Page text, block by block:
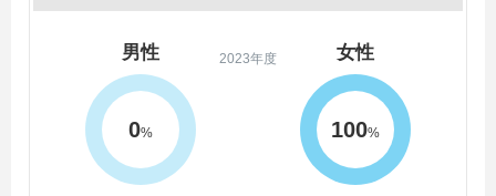
2023年度
男性
0%
女性
100%